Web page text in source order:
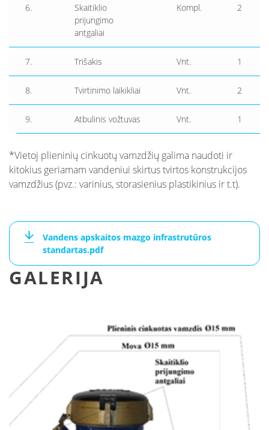
6.
Skaitiklio
prijungimo
antgaliai
Kompl. 2
7. Trišakis Vnt. 1
8. Tvirtinimo laikikliai Vnt. 2
9. Atbulinis vožtuvas Vnt. 1
*Vietoj plieninių cinkuotų vamzdžių galima naudoti ir
kitokius geriamam vandeniui skirtus tvirtos konstrukcijos
vamzdžius (pvz.: varinius, storasienius plastikinius ir t.t).
Vandens apskaitos mazgo infrastrutūros
standartas.pdf
GALERIJA